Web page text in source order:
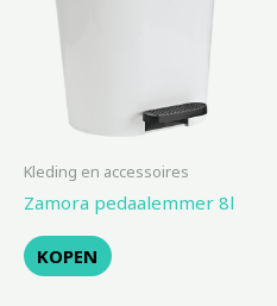
Kleding en accessoires
Zamora pedaalemmer 8l
KOPEN